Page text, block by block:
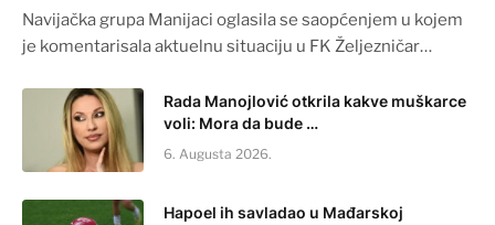
Navijačka grupa Manijaci oglasila se saopćenjem u kojem
je komentarisala aktuelnu situaciju u FK Željezničar…
Rada Manojlović otkrila kakve muškarce
voli: Mora da bude …
6. Augusta 2026.
Hapoel ih savladao u Mađarskoj